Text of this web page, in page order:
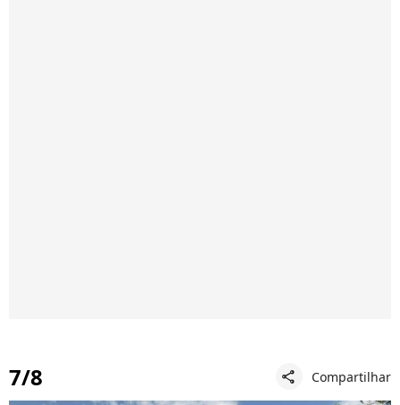
7/8 share Compartilhar